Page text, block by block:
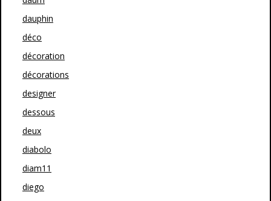
dauphin
déco
décoration
décorations
designer
dessous
deux
diabolo
diam11
diego